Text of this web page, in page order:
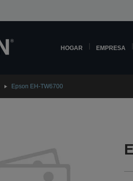
HOGAR EMPRESA
Epson EH-TW6700